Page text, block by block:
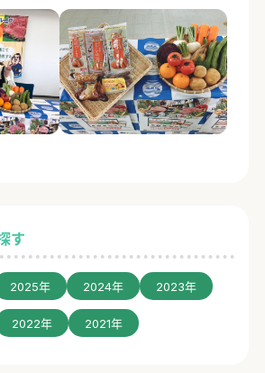
す
2025年 2024年 2023年
2022年 2021年